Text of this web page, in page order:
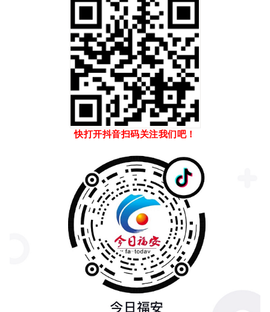
快打开抖音扫码关注我们吧！